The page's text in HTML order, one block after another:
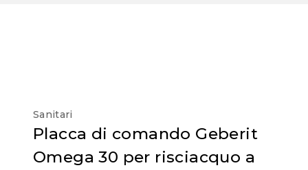
Sanitari
Placca di comando Geberit
Omega 30 per risciacquo a